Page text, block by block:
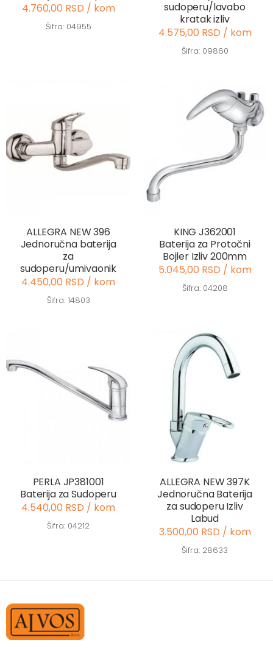
4.760,00 RSD / kom
Šifra: 04955
sudoperu/lavabo
kratak izliv
4.575,00 RSD / kom
Šifra: 09860
ALLEGRA NEW 396
Jednoručna baterija
za
sudoperu/umivaonik
4.450,00 RSD / kom
Šifra: 14803
KING J362001
Baterija za Protočni
Bojler Izliv 200mm
5.045,00 RSD / kom
Šifra: 04208
PERLA JP381001
Baterija za Sudoperu
4.540,00 RSD / kom
Šifra: 04212
ALLEGRA NEW 397K
Jednoručna Baterija
za sudoperu Izliv
Labud
3.500,00 RSD / kom
Šifra: 28633